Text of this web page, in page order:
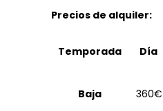
Precios de alquiler:
Temporada Día
Baja 360€